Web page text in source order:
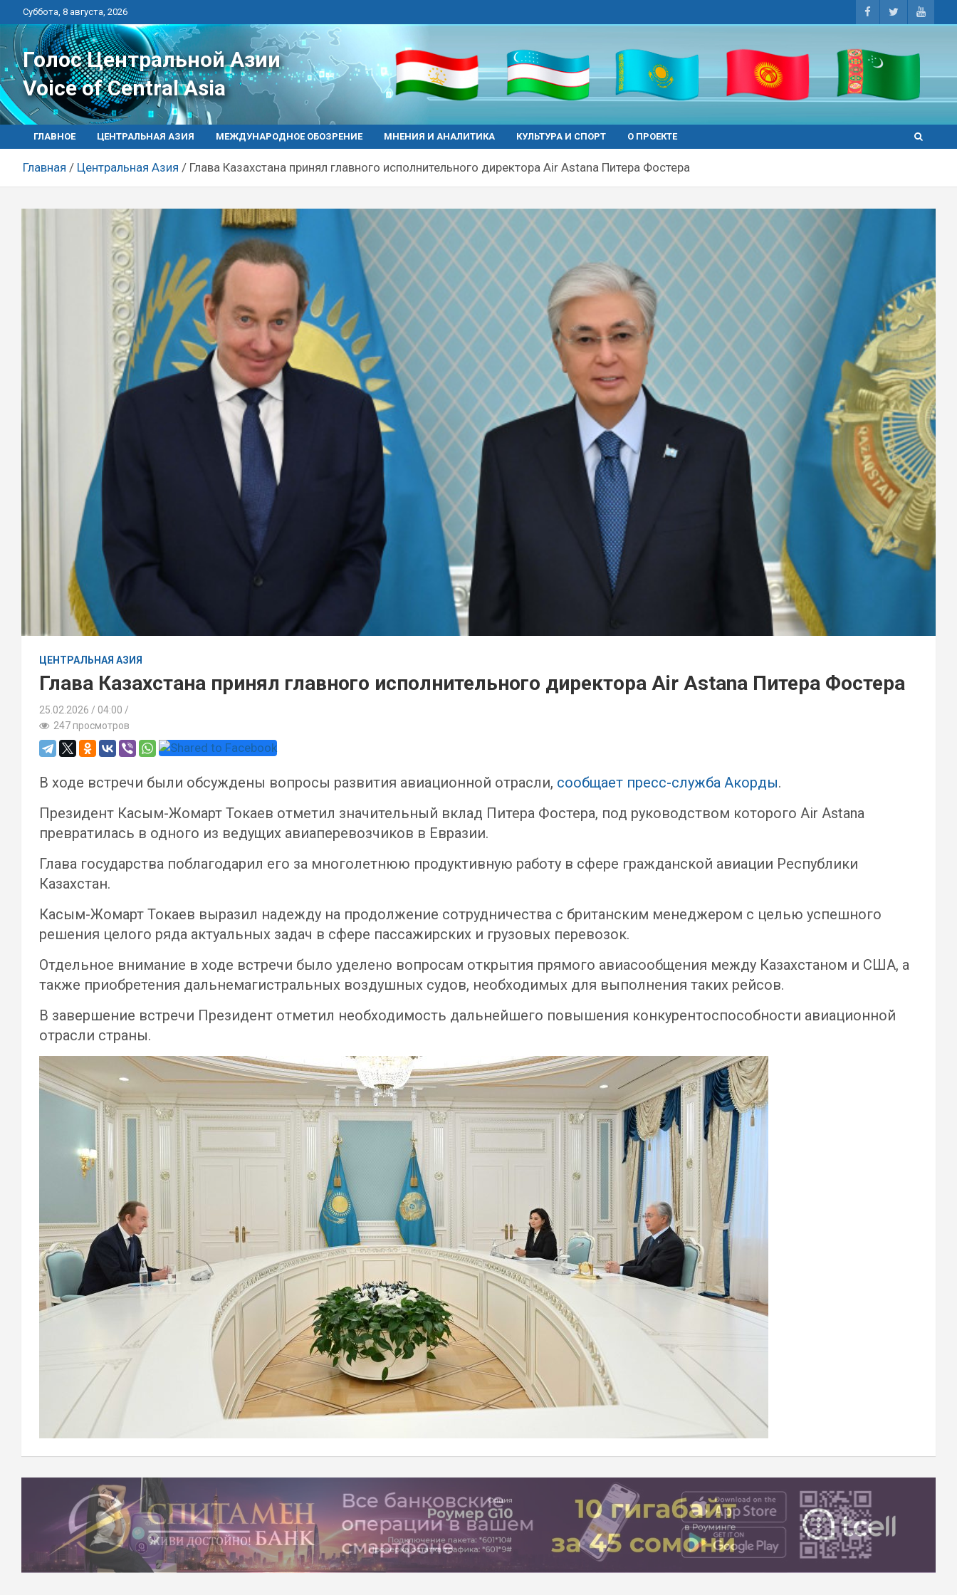
Перейти
к
контенту
Суббота, 8 августа, 2026
Голос Центральной Азии
Voice of Central Asia
ГЛАВНОЕ ЦЕНТРАЛЬНАЯ АЗИЯ МЕЖДУНАРОДНОЕ ОБОЗРЕНИЕ МНЕНИЯ И АНАЛИТИКА КУЛЬТУРА И СПОРТ О ПРОЕКТЕ
Главная Центральная Азия Глава Казахстана принял главного исполнительного директора Air Astana Питера Фостера
ЦЕНТРАЛЬНАЯ АЗИЯ
Глава Казахстана принял главного исполнительного директора Air Astana Питера Фостера
25.02.2026
04:00 /
247 просмотров
В ходе встречи были обсуждены вопросы развития авиационной отрасли, сообщает пресс-служба Акорды.
Президент Касым-Жомарт Токаев отметил значительный вклад Питера Фостера, под руководством которого Air Astana
превратилась в одного из ведущих авиаперевозчиков в Евразии.
Глава государства поблагодарил его за многолетнюю продуктивную работу в сфере гражданской авиации Республики
Казахстан.
Касым-Жомарт Токаев выразил надежду на продолжение сотрудничества с британским менеджером с целью успешного
решения целого ряда актуальных задач в сфере пассажирских и грузовых перевозок.
Отдельное внимание в ходе встречи было уделено вопросам открытия прямого авиасообщения между Казахстаном и США, а
также приобретения дальнемагистральных воздушных судов, необходимых для выполнения таких рейсов.
В завершение встречи Президент отметил необходимость дальнейшего повышения конкурентоспособности авиационной
отрасли страны.
Навигация
записям